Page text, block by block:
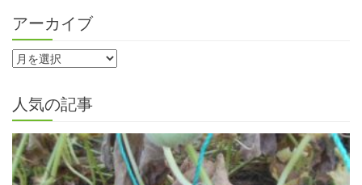
アーカイブ
人気の記事